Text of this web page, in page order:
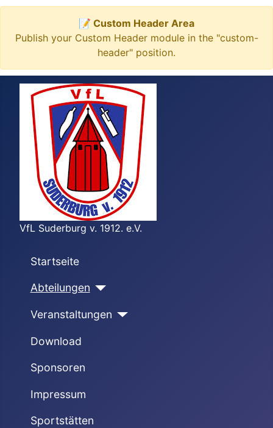
📝 Custom Header Area
Publish your Custom Header module in the "custom-
header" position.
VfL Suderburg v. 1912. e.V.
Startseite
Abteilungen
Veranstaltungen
Download
Sponsoren
Impressum
Sportstätten